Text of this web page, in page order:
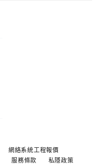
網絡系統工程報價
服務條款
私隱政策